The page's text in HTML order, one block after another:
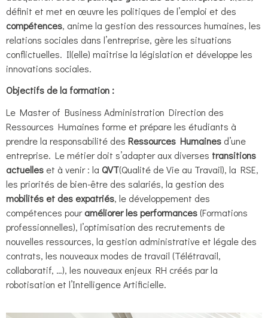
définit et met en œuvre les politiques de l’emploi et des
compétences, anime la gestion des ressources humaines, les
relations sociales dans l’entreprise, gère les situations
conflictuelles. Il(elle) maîtrise la législation et développe les
innovations sociales.
Objectifs de la formation :
Le Master of Business Administration Direction des
Ressources Humaines forme et prépare les étudiants à
prendre la responsabilité des Ressources Humaines d’une
entreprise. Le métier doit s’adapter aux diverses transitions
actuelles et à venir : la QVT(Qualité de Vie au Travail), la RSE,
les priorités de bien-être des salariés, la gestion des
mobilités et des expatriés, le développement des
compétences pouraméliorer les performances(Formations
professionnelles), l’optimisation des recrutements de
nouvelles ressources, la gestion administrative et légale des
contrats, les nouveaux modes de travail (Télétravail,
collaboratif, …), les nouveaux enjeux RH créés par la
robotisation et l’Intelligence Artificielle.